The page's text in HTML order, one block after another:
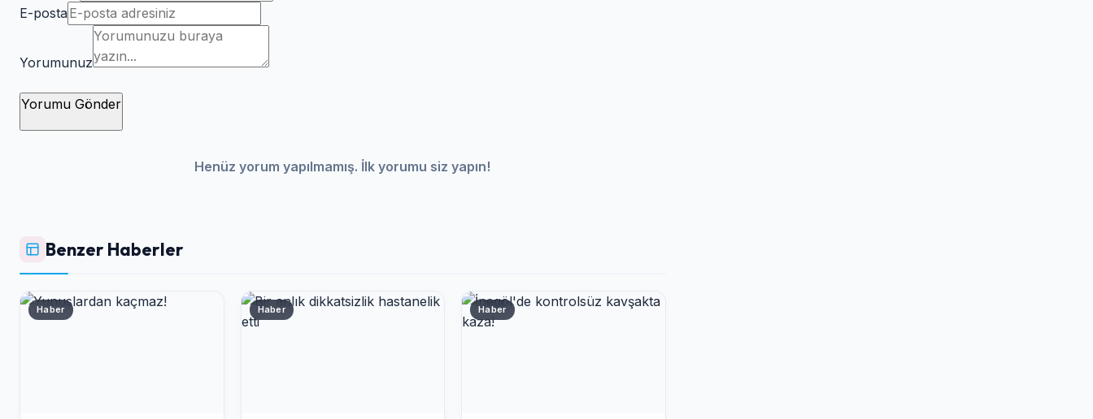
E-posta
Yorumunuz
Yorumu Gönder
Henüz yorum yapılmamış. İlk yorumu siz yapın!
Benzer Haberler
Haber Haber Haber